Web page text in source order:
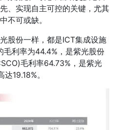
、实现自主可控的关键，尤其
不可或缺。
股份一样，都是ICT集成设施
利率为44.4%，是紫光股份
毛利率64.73%，是紫光
19.18%。